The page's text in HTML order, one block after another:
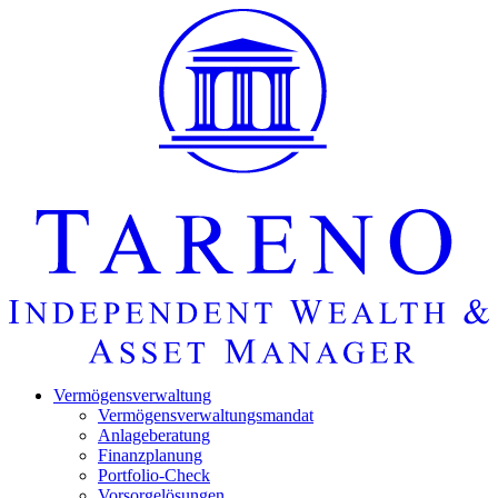
Vermö­gens­ver­wal­tung
Vermö­gens­ver­wal­tungs­mandat
Anlage­be­ra­tung
Finanz­pla­nung
Portfolio-Check